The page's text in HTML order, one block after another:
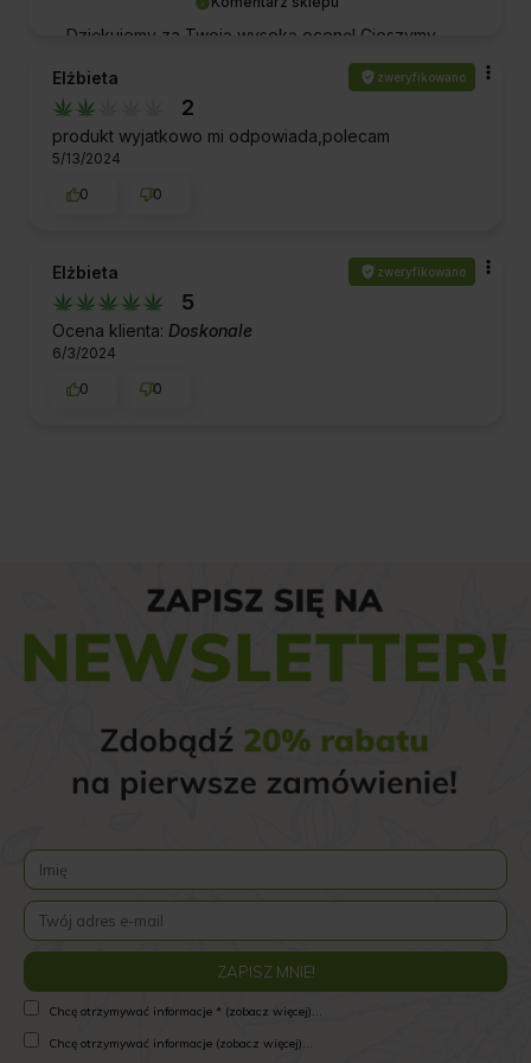
Dziękujemy za Twoją wysoką ocenę! Cieszymy
się, że nasze produkty spełniły Twoje
oczekiwania. Doceniamy Twoje wsparcie i mamy
nadzieję, że będziemy mieli przyjemność obsłużyć
Cię ponownie w przyszłości. Zapraszamy
ponownie!
Elżbieta zweryfikowano
2
produkt wyjatkowo mi odpowiada,polecam
5/13/2024
0
0
Elżbieta zweryfikowano
5
Ocena klienta: Doskonale
6/3/2024
0
0
Chcę otrzymywać informacje * (zobacz więcej)...
Chcę otrzymywać informacje (zobacz więcej)...